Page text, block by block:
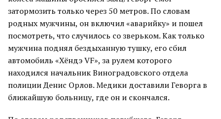
затормозить только через 50 метров. По словам
родных мужчины, он включил «аварийку» и пошел
посмотреть, что случилось со зверьком. Как только
мужчина поднял бездыханную тушку, его сбил
автомобиль «Хёндэ VF», за рулем которого
находился начальник Виноградовского отдела
полиции Денис Орлов. Медики доставили Геворга в
ближайшую больницу, где он и скончался.